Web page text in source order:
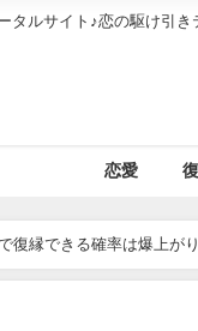
タルサイト♪恋の駆け引
恋愛
復縁できる確率は爆上が